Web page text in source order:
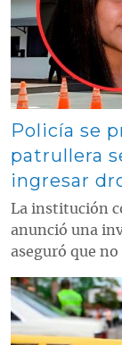
Policía se
patrullera
ingresar
La institución
anunció una
aseguró que
Contenido